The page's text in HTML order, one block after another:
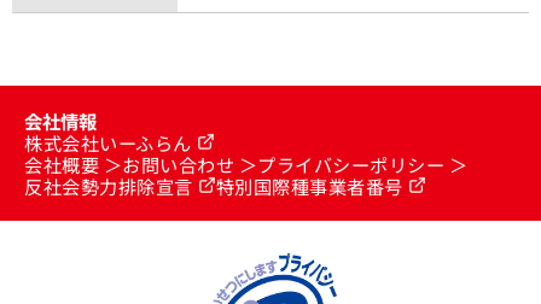
会社情報
株式会社いーふらん
会社概要
お問い合わせ
プライバシーポリシー
反社会勢力排除宣言
特別国際種事業者番号